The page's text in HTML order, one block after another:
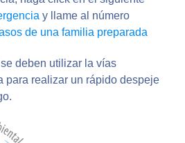
y llame al número
de una familia preparada
deben utilizar la vías
para realizar un rápido despeje